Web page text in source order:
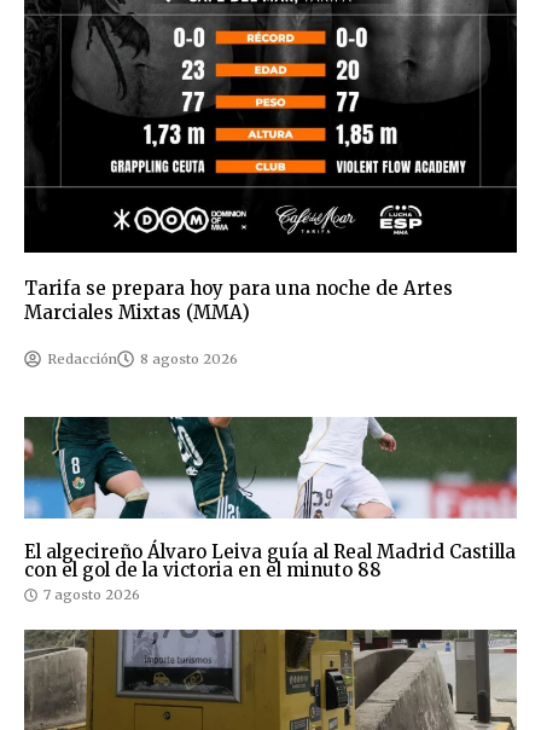
Tarifa se prepara hoy para una noche de Artes
Marciales Mixtas (MMA)
Redacción 8 agosto 2026
El algecireño Álvaro Leiva guía al Real Madrid Castilla
con el gol de la victoria en el minuto 88
7 agosto 2026